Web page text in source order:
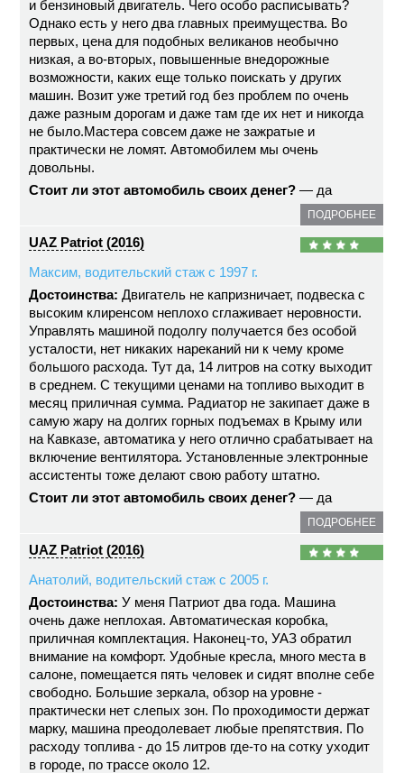
и бензиновый двигатель. Чего особо расписывать?
Однако есть у него два главных преимущества. Во
первых, цена для подобных великанов необычно
низкая, а во-вторых, повышенные внедорожные
возможности, каких еще только поискать у других
машин. Возит уже третий год без проблем по очень
даже разным дорогам и даже там где их нет и никогда
не было.Мастера совсем даже не зажратые и
практически не ломят. Автомобилем мы очень
довольны.
Стоит ли этот автомобиль своих денег? — да
ПОДРОБНЕЕ
UAZ Patriot (2016)
Максим, водительский стаж с 1997 г.
Достоинства: Двигатель не капризничает, подвеска с
высоким клиренсом неплохо сглаживает неровности.
Управлять машиной подолгу получается без особой
усталости, нет никаких нареканий ни к чему кроме
большого расхода. Тут да, 14 литров на сотку выходит
в среднем. С текущими ценами на топливо выходит в
месяц приличная сумма. Радиатор не закипает даже в
самую жару на долгих горных подъемах в Крыму или
на Кавказе, автоматика у него отлично срабатывает на
включение вентилятора. Установленные электронные
ассистенты тоже делают свою работу штатно.
Стоит ли этот автомобиль своих денег? — да
ПОДРОБНЕЕ
UAZ Patriot (2016)
Анатолий, водительский стаж с 2005 г.
Достоинства: У меня Патриот два года. Машина
очень даже неплохая. Автоматическая коробка,
приличная комплектация. Наконец-то, УАЗ обратил
внимание на комфорт. Удобные кресла, много места в
салоне, помещается пять человек и сидят вполне себе
свободно. Большие зеркала, обзор на уровне -
практически нет слепых зон. По проходимости держат
марку, машина преодолевает любые препятствия. По
расходу топлива - до 15 литров где-то на сотку уходит
в городе, по трассе около 12.